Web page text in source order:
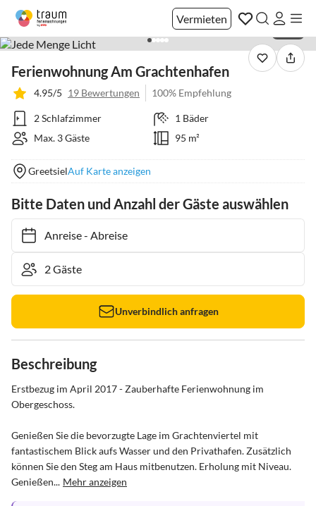
Vermieten
Ferienwohnung Am Grachtenhafen
4.95/5 19 Bewertungen 100% Empfehlung
2 Schlafzimmer
1 Bäder
Max. 3 Gäste
95 m²
GreetsielAuf Karte anzeigen
Bitte Daten und Anzahl der Gäste auswählen
Anreise- Abreise
Unverbindlich anfragen
Beschreibung
Erstbezug im April 2017 - Zauberhafte Ferienwohnung im
Obergeschoss.
Genießen Sie die bevorzugte Lage im Grachtenviertel mit
fantastischem Blick aufs Wasser und den Privathafen. Zusätzlich
können Sie den Steg am Haus mitbenutzen. Erholung mit Niveau.
Genießen... Mehr anzeigen